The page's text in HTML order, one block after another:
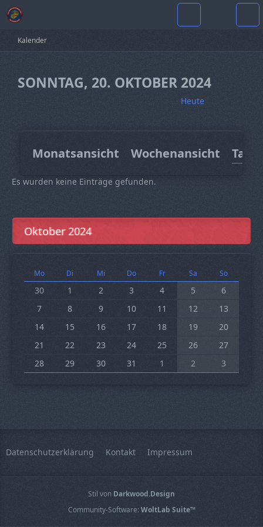
Kalender
SONNTAG, 20. OKTOBER 2024
Heute
Monatsansicht Wochenansicht
Es wurden keine Einträge gefunden.
Oktober 2024
Mo Di Mi Do Fr Sa So
30 1 2 3 4 5
6
7
8 9 10 11 12
13
14
15 16 17 18 19
20
21
22 23 24 25 26
27
28
29 30 31 1 2 3
Datenschutzerklärung Kontakt Impressum
Stil von Darkwood.Design
Community-Software: WoltLab Suite™